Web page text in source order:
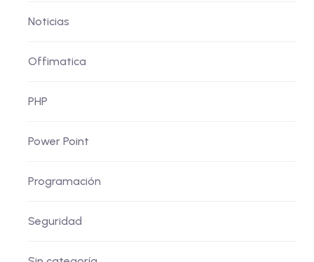
Noticias
Offimatica
PHP
Power Point
Programación
Seguridad